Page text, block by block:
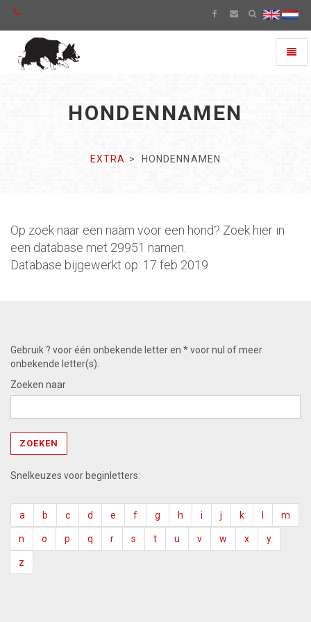
HONDENNAMEN
EXTRA HONDENNAMEN
Op zoek naar een naam voor een hond? Zoek hier in
een database met 29951 namen.
Database bijgewerkt op: 17 feb 2019
Gebruik ? voor één onbekende letter en * voor nul of meer
onbekende letter(s).
Zoeken naar
Snelkeuzes voor beginletters:
a b c d e f g h i j k m
n o p q r s t u v w x y
z